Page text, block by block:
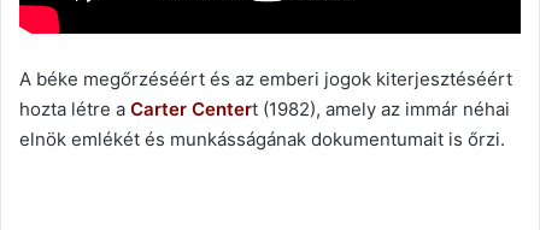
A béke megőrzéséért és az emberi jogok kiterjesztéséért
hozta létre a Carter Centert (1982), amely az immár néhai
elnök emlékét és munkásságának dokumentumait is őrzi.